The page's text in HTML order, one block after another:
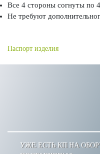
УЖЕ ЕСТЬ КП НА
Все 4 стороны согнуты по
Не требуют
Паспорт изделия